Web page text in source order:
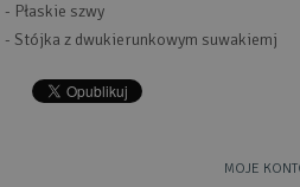
- Płaskie szwy
- Stójka z dwukierunkowym suwakiemj
MOJE